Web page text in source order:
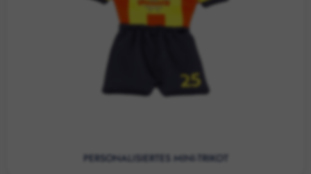
PERSONALISIERTES MINI-TRIKOT